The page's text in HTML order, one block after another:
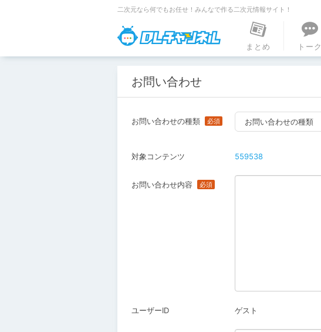
二次元なら何でもお任せ！みんなで作る二次元情報サイト！
DLチャンネル
まとめ
トーク
お問い合わせ
お問い合わせの種類 お問い合わせの種類
対象コンテンツ 559538
お問い合わせ内容
ユーザーID ゲスト